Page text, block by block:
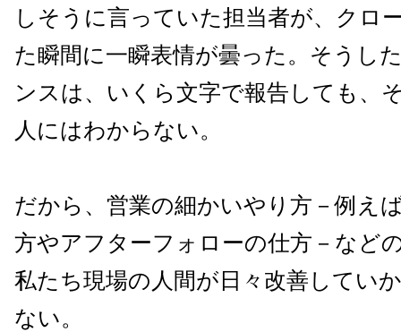
しそうに言っていた担当者が、クロ
た瞬間に一瞬表情が曇った。そうし
ンスは、いくら文字で報告しても、
人にはわからない。
だから、営業の細かいやり方－例え
方やアフターフォローの仕方－など
私たち現場の人間が日々改善してい
ない。